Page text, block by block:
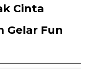
Cinta
Gelar Fun